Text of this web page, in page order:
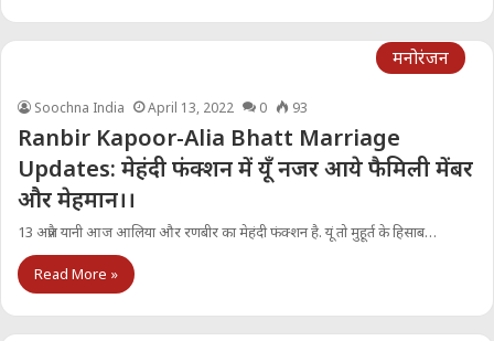
मनोरंजन
Soochna India April 13, 2022 0 93
Ranbir Kapoor-Alia Bhatt Marriage
Updates: मेहंदी फंक्शन में यूँ नजर आये फैमिली मेंबर
और मेहमान।।
13 अप्रैल यानी आज आल‍िया और रणबीर का मेहंदी फंक्शन है. यूं तो मुहूर्त के हिसाब…
Read More »